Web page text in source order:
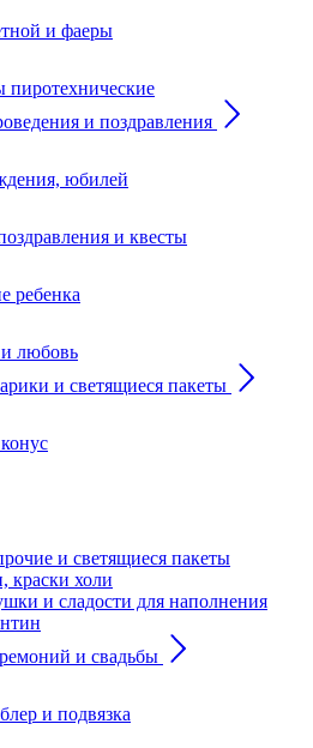
и фаеры
и поздравления
юбилей
и квесты
ребенка
любовь
и светящиеся пакеты
и светящиеся пакеты
краски холи
и сладости для наполнения
и свадьбы
и подвязка